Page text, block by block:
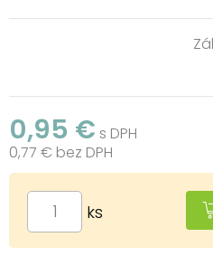
0,95 € s DPH
0,77 € bez DPH
ks